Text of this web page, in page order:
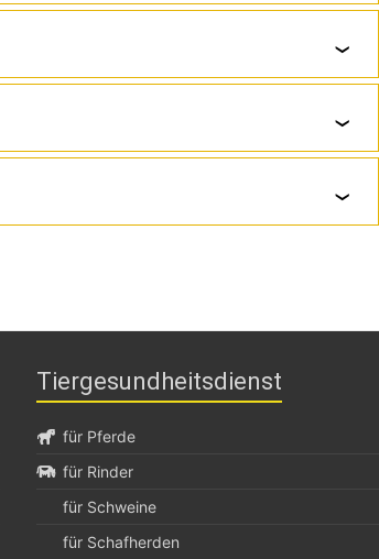
Tiergesundheitsdienst
für Pferde
für Rinder
für Schweine
für Schafherden